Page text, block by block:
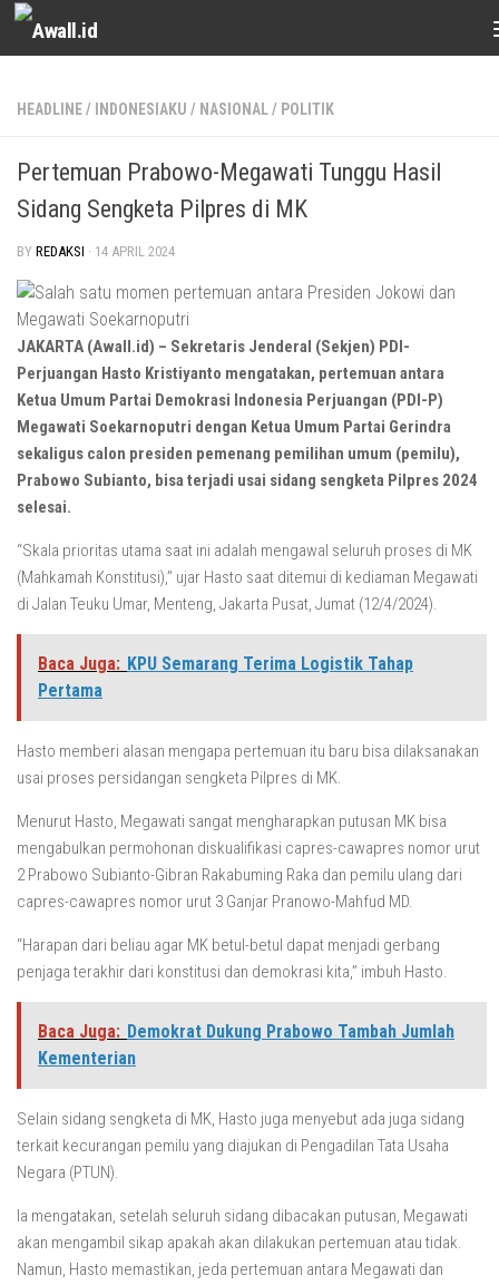
Skip to content
HEADLINE/ INDONESIAKU / NASIONAL/ POLITIK
Pertemuan Prabowo-Megawati Tunggu Hasil
Sidang Sengketa Pilpres di MK
BY REDAKSI · 14 APRIL 2024
JAKARTA (Awall.id) – Sekretaris Jenderal (Sekjen) PDI-
Perjuangan Hasto Kristiyanto mengatakan, pertemuan antara
Ketua Umum Partai Demokrasi Indonesia Perjuangan (PDI-P)
Megawati Soekarnoputri dengan Ketua Umum Partai Gerindra
sekaligus calon presiden pemenang pemilihan umum (pemilu),
Prabowo Subianto, bisa terjadi usai sidang sengketa Pilpres 2024
selesai.
“Skala prioritas utama saat ini adalah mengawal seluruh proses di MK
(Mahkamah Konstitusi),” ujar Hasto saat ditemui di kediaman Megawati
di Jalan Teuku Umar, Menteng, Jakarta Pusat, Jumat (12/4/2024).
Baca Juga: KPU Semarang Terima Logistik Tahap
Pertama
Hasto memberi alasan mengapa pertemuan itu baru bisa dilaksanakan
usai proses persidangan sengketa Pilpres di MK.
Menurut Hasto, Megawati sangat mengharapkan putusan MK bisa
mengabulkan permohonan diskualifikasi capres-cawapres nomor urut
2 Prabowo Subianto-Gibran Rakabuming Raka dan pemilu ulang dari
capres-cawapres nomor urut 3 Ganjar Pranowo-Mahfud MD.
“Harapan dari beliau agar MK betul-betul dapat menjadi gerbang
penjaga terakhir dari konstitusi dan demokrasi kita,” imbuh Hasto.
Baca Juga: Demokrat Dukung Prabowo Tambah Jumlah
Kementerian
Selain sidang sengketa di MK, Hasto juga menyebut ada juga sidang
terkait kecurangan pemilu yang diajukan di Pengadilan Tata Usaha
Negara (PTUN).
Ia mengatakan, setelah seluruh sidang dibacakan putusan, Megawati
akan mengambil sikap apakah akan dilakukan pertemuan atau tidak.
Namun, Hasto memastikan, jeda pertemuan antara Megawati dan